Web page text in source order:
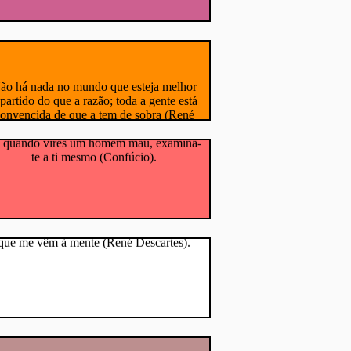
A dependência humana de água é vital e sem floresta
que te parece justo (Pitágoras).
há nada no mundo que esteja melhor
do que a razão; toda a gente está
Descartes).
vires um homem bom, tenta imitá-
te a ti mesmo (Confúcio).
me vêm à mente (René Descartes).